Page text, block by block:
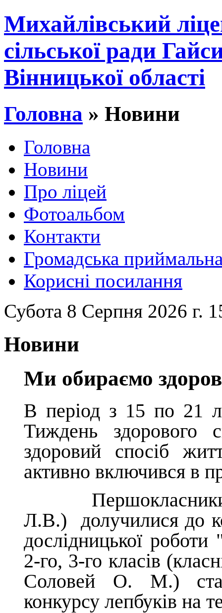
Михайлівський
сільської ради
Вінницької області
Головна » Новини
Головна
Новини
Про ліцей
Фотоальбом
Контакти
Громадська
Корисні посилання
Субота 8 Серпня 2026 г.
Новини
Ми обираємо
В період з 15 по 21
Тиждень
здоровий спосіб
активно включився в
Першокласники
Л.В.) долучилися до
дослідницької
2-го, 3-го класів
Соловей О. М.)
конкурсу лепбуків на